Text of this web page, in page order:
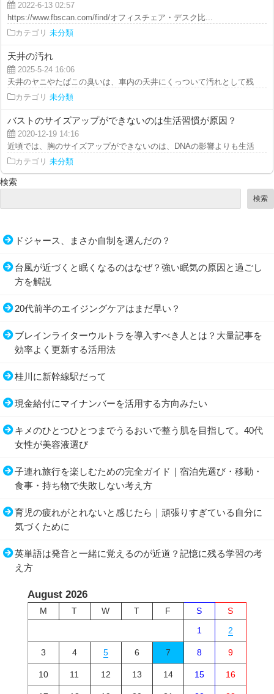
2022-6-13 02:57
https://www.fbscan.com/find/オフィスチェア・デスク比...
カテゴリ 未分類
天井の汚れ
2025-5-24 16:06
天井のヤニやたばこの臭いは、車内の天井にくっついて汚れとして残りま
カテゴリ 未分類
バストのサイズアップができないのは生活習慣が原因？
2020-12-19 14:16
近頃では、胸のサイズアップができないのは、DNAの影響よりも生活習慣
カテゴリ 未分類
検索
検索
ドジャース、まさか自制を選んだの？
台風が近づくと眠くなるのはなぜ？強い眠気の原因と過ごし
方を解説
20代前半のエイジングケアはまだ早い？
ブレインライターウルトラを導入すべき人とは？大量記事を
効率よく更新する活用法
桂川に新幹線駅だって
現金給付にマイナンバーを活用する方向みたい
キメのひとつひとつまでうるおいで整う肌を目指して。40代
女性が美容液選び
子連れ旅行を楽しむための完全ガイド｜宿泊先選び・移動・
食事・持ち物で失敗しない考え方
育児の疲れがとれないと感じたら｜頑張りすぎている自分に
気づくために
英単語は発音と一緒に覚えるのが近道？記憶に残る学習の考
え方
August 2026
M T W T F S
S
1
2
3 4 5 6 7 8 9
10 11 12 13 14 15 16